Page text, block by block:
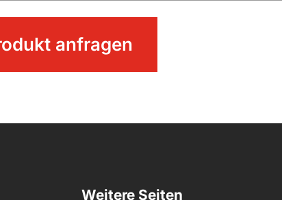
anfragen
Weitere Seiten